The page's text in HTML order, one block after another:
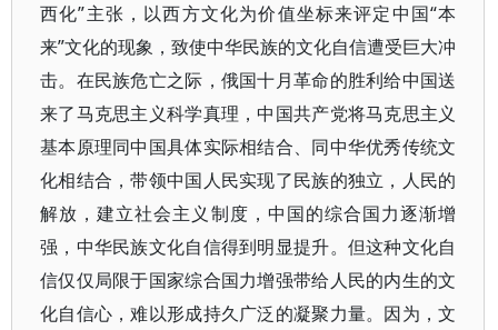
西化”主张，以西方文化为价值坐标来评定中国“本
来”文化的现象，致使中华民族的文化自信遭受巨大冲
击。在民族危亡之际，俄国十月革命的胜利给中国送
来了马克思主义科学真理，中国共产党将马克思主义
基本原理同中国具体实际相结合、同中华优秀传统文
化相结合，带领中国人民实现了民族的独立，人民的
解放，建立社会主义制度，中国的综合国力逐渐增
强，中华民族文化自信得到明显提升。但这种文化自
信仅仅局限于国家综合国力增强带给人民的内生的文
化自信心，难以形成持久广泛的凝聚力量。因为，文